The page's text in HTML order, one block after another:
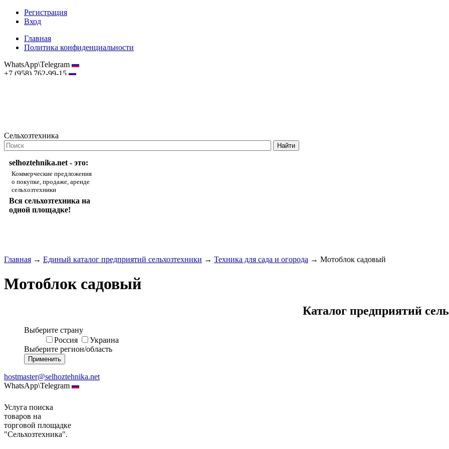
Регистрация
Вход
Главная
Политика конфиденциальности
WhatsApp\Telegram
+7 (958) 762-99-15
Сельхозтехника
selhoztehnika.net - это:
Коммерческие предложения
о покупке, продаже, аренде
сельхозтехники
Вся сельхозтехника на
одной площадке!
Главная → Единый каталог предприятий сельхозтехники → Техника для сада и огорода → Мотоблок садовый
Мотоблок садовый
Каталог предприятий
Выберите страну
Россия
Украина
Выберите регион/область
hostmaster@selhoztehnika.net
WhatsApp\Telegram
Услуга поиска
товаров на
торговой площадке
"Сельхозтехника".